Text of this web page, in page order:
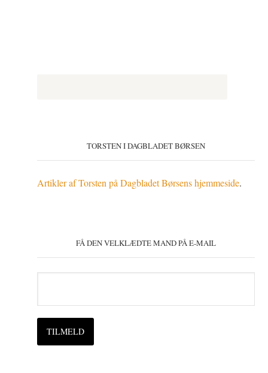
TORSTEN I DAGBLADET BØRSEN
Artikler af Torsten på Dagbladet Børsens hjemmeside.
FÅ DEN VELKLÆDTE MAND PÅ E-MAIL